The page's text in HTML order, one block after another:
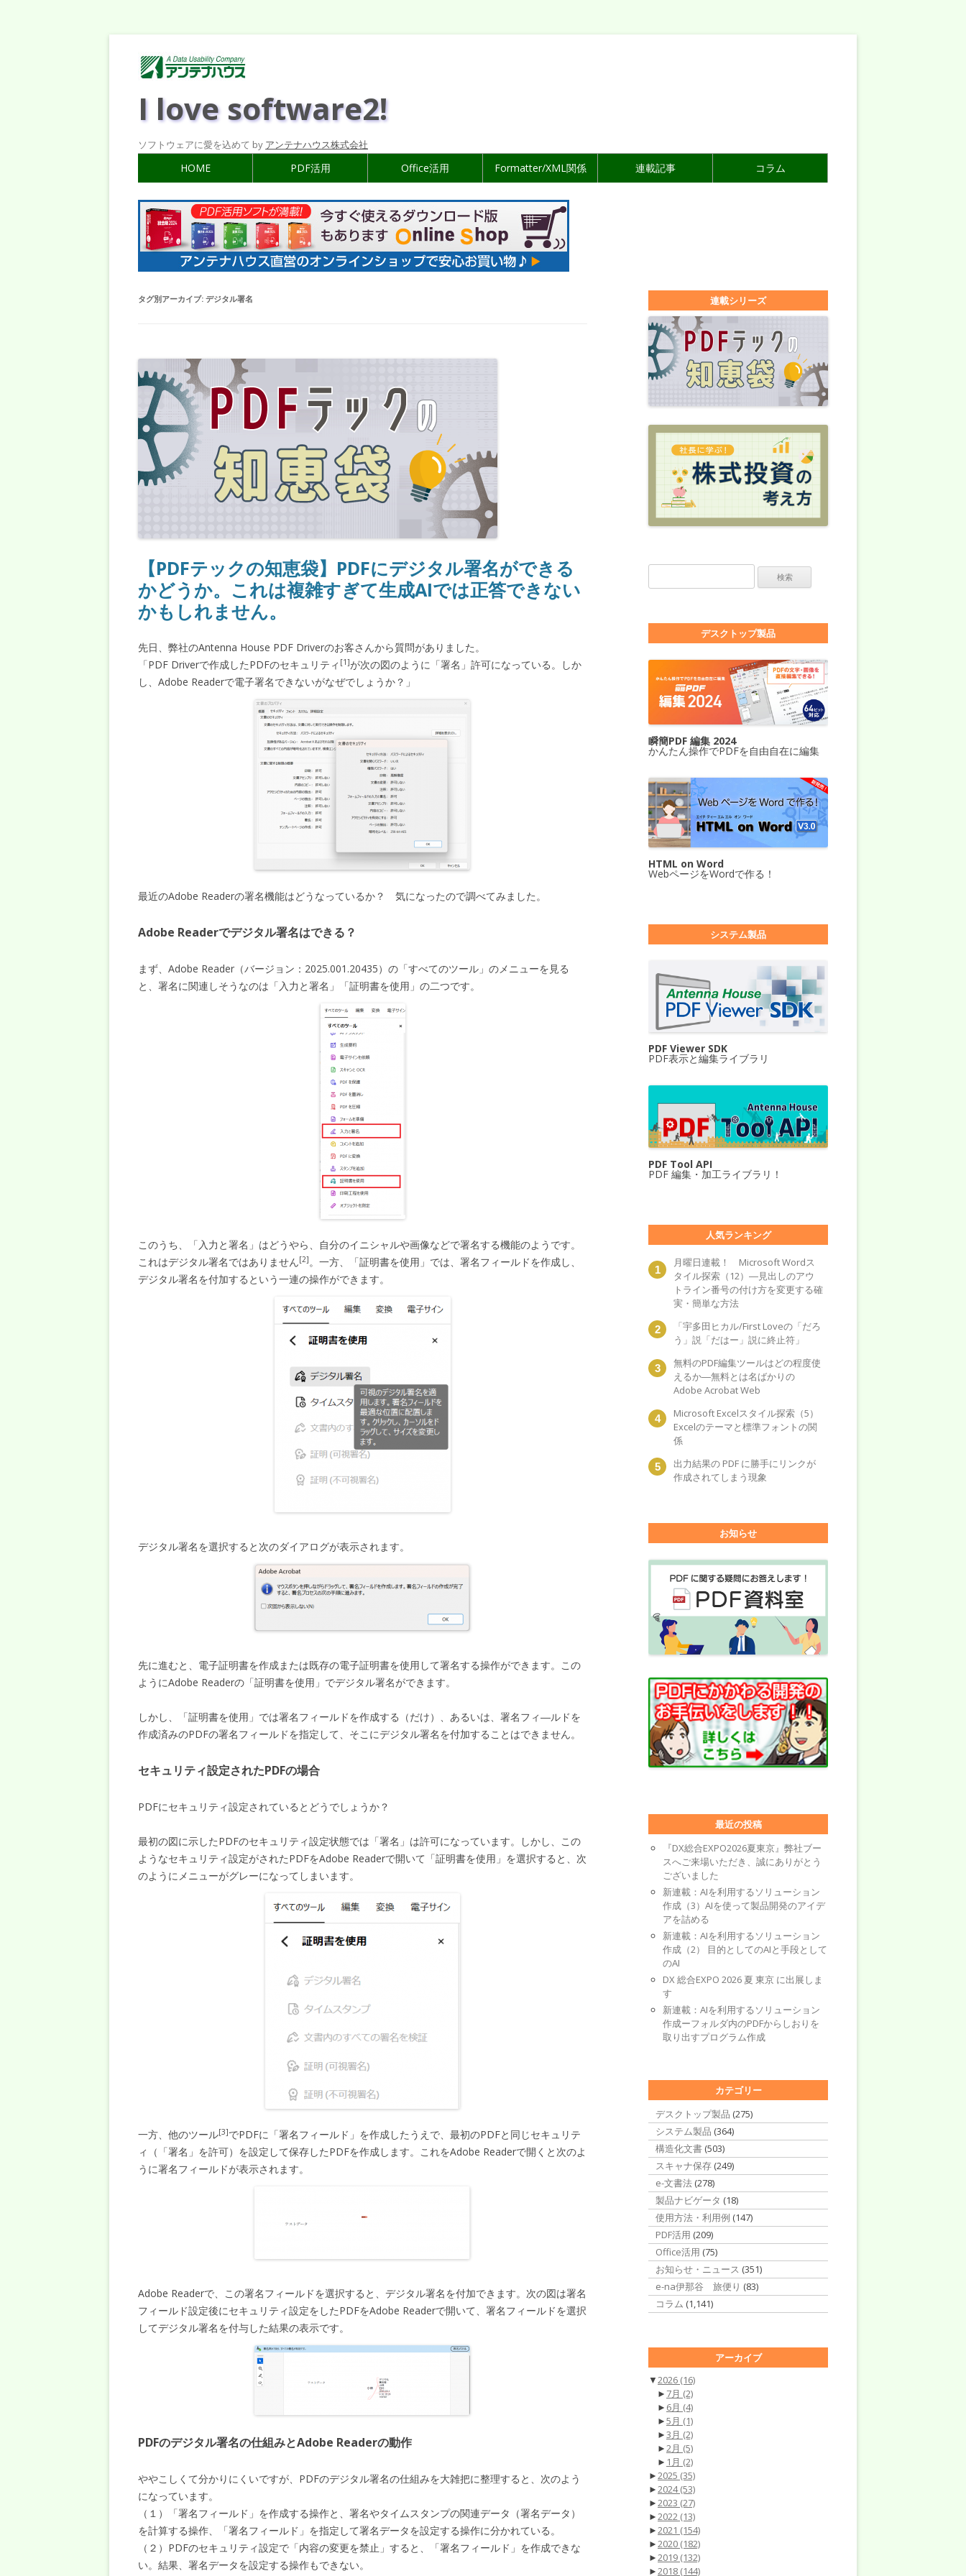
I love software2!
ソフトウェアに愛を込めて by アンテナハウス株式会社
HOME PDF活用 Office活用 Formatter/XML関係 連載記事 コラム
タグ別アーカイブ: デジタル署名
【PDFテックの知恵袋】PDFにデジタル署名ができる
かどうか。これは複雑すぎて生成AIでは正答できない
かもしれません。
先日、弊社のAntenna House PDF Driverのお客さんから質問がありました。
「PDF Driverで作成したPDFのセキュリティ [1]が次の図のように「署名」許可になっている。しか
し、Adobe Readerで電子署名できないがなぜでしょうか？」
最近のAdobe Readerの署名機能はどうなっているか？ 気になったので調べてみました。
Adobe Readerでデジタル署名はできる？
まず、Adobe Reader（バージョン：2025.001.20435）の「すべてのツール」のメニューを見る
と、署名に関連しそうなのは「入力と署名」「証明書を使用」の二つです。
このうち、「入力と署名」はどうやら、自分のイニシャルや画像などで署名する機能のようです。
これはデジタル署名ではありません[2]。一方、「証明書を使用」では、署名フィールドを作成し、
デジタル署名を付加するという一連の操作ができます。
デジタル署名を選択すると次のダイアログが表示されます。
先に進むと、電子証明書を作成または既存の電子証明書を使用して署名する操作ができます。この
ようにAdobe Readerの「証明書を使用」でデジタル署名ができます。
しかし、「証明書を使用」では署名フィールドを作成する（だけ）、あるいは、署名フィ―ルドを
作成済みのPDFの署名フィールドを指定して、そこにデジタル署名を付加することはできません。
セキュリティ設定されたPDFの場合
PDFにセキュリティ設定されているとどうでしょうか？
最初の図に示したPDFのセキュリティ設定状態では「署名」は許可になっています。しかし、この
ようなセキュリティ設定がされたPDFをAdobe Readerで開いて「証明書を使用」を選択すると、次
のようにメニューがグレーになってしまいます。
一方、他のツール[3]でPDFに「署名フィールド」を作成したうえで、最初のPDFと同じセキュリテ
ィ（「署名」を許可）を設定して保存したPDFを作成します。これをAdobe Readerで開くと次のよ
うに署名フィールドが表示されます。
Adobe Readerで、この署名フィールドを選択すると、デジタル署名を付加できます。次の図は署名
フィールド設定後にセキュリティ設定をしたPDFをAdobe Readerで開いて、署名フィールドを選択
してデジタル署名を付与した結果の表示です。
PDFのデジタル署名の仕組みとAdobe Readerの動作
ややこしくて分かりにくいですが、PDFのデジタル署名の仕組みを大雑把に整理すると、次のよう
になっています。
（１）「署名フィールド」を作成する操作と、署名やタイムスタンプの関連データ（署名データ）
を計算する操作、「署名フィールド」を指定して署名データを設定する操作に分かれている。
（２）PDFのセキュリティ設定で「内容の変更を禁止」すると、「署名フィールド」を作成できな
い。結果、署名データを設定する操作もできない。
連載シリーズ
デスクトップ製品
瞬簡PDF 編集 2024
かんたん操作でPDFを自由自在に編集
HTML on Word
WebページをWordで作る！
システム製品
PDF Viewer SDK
PDF表示と編集ライブラリ
PDF Tool API
PDF 編集・加工ライブラリ！
人気ランキング
月曜日連載！ Microsoft Wordス
タイル探索（12）―見出しのアウ
トライン番号の付け方を変更する確
実・簡単な方法
「宇多田ヒカル/First Loveの「だろ
う」説「だはー」説に終止符」
無料のPDF編集ツールはどの程度使
えるか―無料とは名ばかりの
Adobe Acrobat Web
Microsoft Excelスタイル探索（5）
Excelのテーマと標準フォントの関
係
出力結果の PDF に勝手にリンクが
作成されてしまう現象
お知らせ
最近の投稿
『DX総合EXPO2026夏東京』弊社ブー
スへご来場いただき、誠にありがとう
ございました
新連載：AIを利用するソリューション
作成（3）AIを使って製品開発のアイデ
アを詰める
新連載：AIを利用するソリューション
作成（2） 目的としてのAIと手段として
のAI
DX 総合EXPO 2026 夏 東京 に出展しま
す
新連載：AIを利用するソリューション
作成ーフォルダ内のPDFからしおりを
取り出すプログラム作成
カテゴリー
デスクトップ製品 (275)
システム製品 (364)
構造化文書 (503)
スキャナ保存 (249)
e-文書法 (278)
製品ナビゲータ (18)
使用方法・利用例 (147)
PDF活用 (209)
Office活用 (75)
お知らせ・ニュース (351)
e-na伊那谷 旅便り (83)
コラム (1,141)
アーカイブ
▼2026 (16)
► 7月 (2)
► 6月 (4)
►5月 (1)
►3月 (2)
►2月 (5)
► 1月 (2)
►2025 (35)
►2024(53)
►2023 (27)
►2022 (13)
►2021 (154)
►2020 (182)
►2019 (132)
►2018 (144)